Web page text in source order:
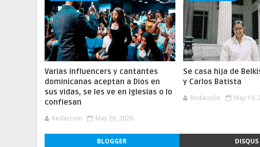
Varias influencers y cantantes
dominicanas aceptan a Dios en
sus vidas, se les ve en iglesias o lo
confiesan
Redacción May 28, 2026
Se casa hija de
y Carlos Batista
Redacción May 19,
BLOGGER DISQUS